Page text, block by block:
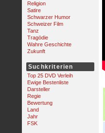
Religion
Satire
Schwarzer Humor
Schweizer Film
Tanz
Tragödie
Wahre Geschichte
Zukunft
Suchkriterien
Top 25 DVD Verleih
Ewige Bestenliste
Darsteller
Regie
Bewertung
Land
Jahr
FSK